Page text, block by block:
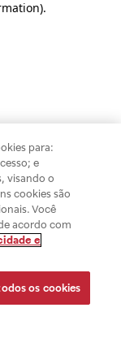
.
para:
e
visando o
cookies são
Você
acordo com
e
os cookies